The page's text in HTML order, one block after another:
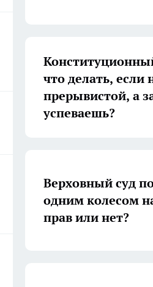
что делать, если
прерывистой, а
успеваешь?
Верховный суд
одним колесом
прав или нет?